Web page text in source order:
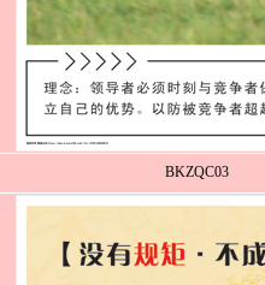
BKZQC03